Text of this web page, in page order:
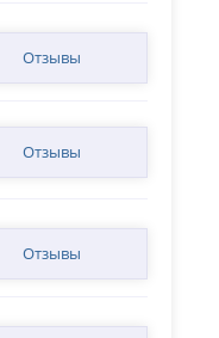
Отзывы
Отзывы
Отзывы